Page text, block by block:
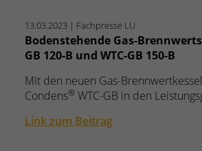
13.03.2023 | Fachpresse LU
Bodenstehende Gas-
GB 120-B und WTC-GB 150-B
Mit den neuen Gas-
Condens® WTC-GB in den
Link zum Beitrag